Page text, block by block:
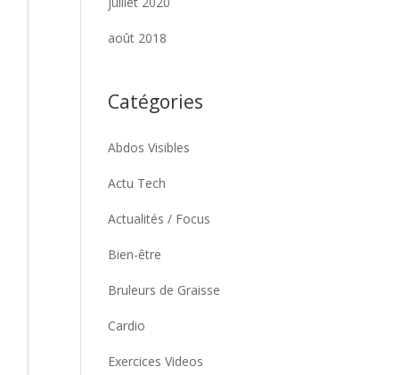
août 2018
Catégories
Abdos Visibles
Actu Tech
Actualités / Focus
Bien-être
Bruleurs de Graisse
Cardio
Exercices Videos